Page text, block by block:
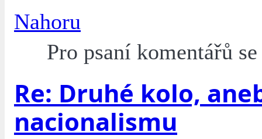
Nahoru
Pro psaní komentářů
Re: Druhé kolo,
nacionalismu